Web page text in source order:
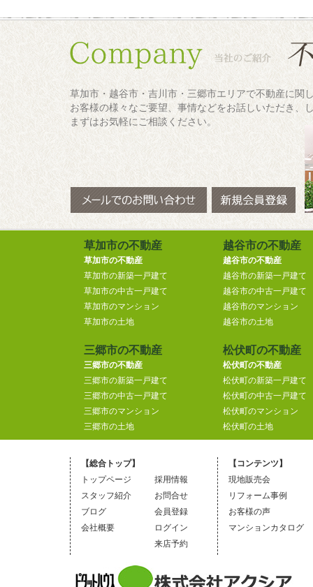
草加市・越谷市・吉川市・三郷市エリアで不動産に関
お客様の様々なご要望、事情などをお話しいただき、
まずはお気軽にご相談ください。
草加市の不動産
草加市の不動産
草加市の新築一戸建て
草加市の中古一戸建て
草加市のマンション
草加市の土地
越谷市の不動産
越谷市の不動産
越谷市の新築一戸建て
越谷市の中古一戸建て
越谷市のマンション
越谷市の土地
三郷市の不動産
三郷市の不動産
三郷市の新築一戸建て
三郷市の中古一戸建て
三郷市のマンション
三郷市の土地
松伏町の不動産
松伏町の不動産
松伏町の新築一戸建て
松伏町の中古一戸建て
松伏町のマンション
松伏町の土地
【総合トップ】
トップページ
スタッフ紹介
ブログ
会社概要
採用情報
お問合せ
会員登録
ログイン
来店予約
【コンテンツ】
現地販売会
リフォーム事例
お客様の声
マンションカタログ